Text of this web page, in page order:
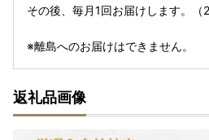
その後、毎月1回お届けします。（2
※離島へのお届けはできません。
返礼品画像